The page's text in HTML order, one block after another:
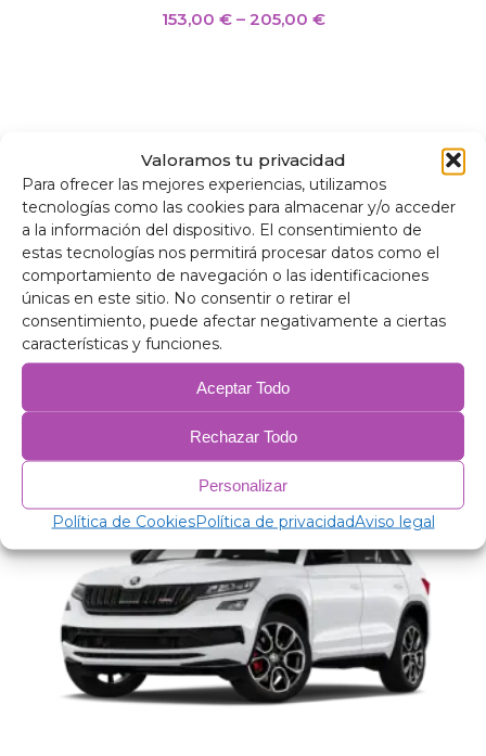
Valoramos tu privacidad
Para ofrecer las mejores experiencias, utilizamos
tecnologías como las cookies para almacenar y/o acceder
a la información del dispositivo. El consentimiento de
estas tecnologías nos permitirá procesar datos como el
comportamiento de navegación o las identificaciones
únicas en este sitio. No consentir o retirar el
consentimiento, puede afectar negativamente a ciertas
características y funciones.
Aceptar Todo
Rechazar Todo
Personalizar
Política de CookiesPolítica de privacidadAviso legal
153,00 € – 205,00 €
Aislantes térmicos oscurecedores Skoda Yeti
148,00€ – 200,00€